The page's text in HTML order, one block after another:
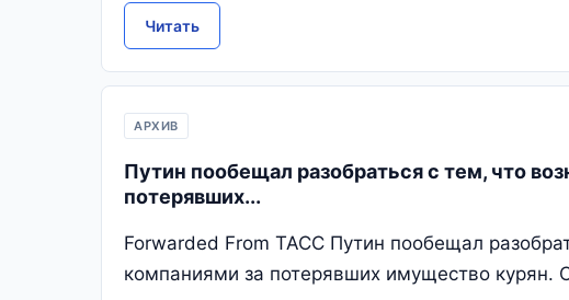
Читать
АРХИВ
Путин пообещал разобраться с тем, что
потерявших...
Forwarded From ТАСС Путин пообещал
компаниями за потерявших имущество курян.